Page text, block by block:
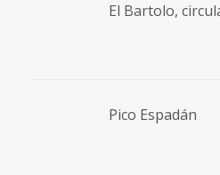
El Bartolo,
Pico Espadán